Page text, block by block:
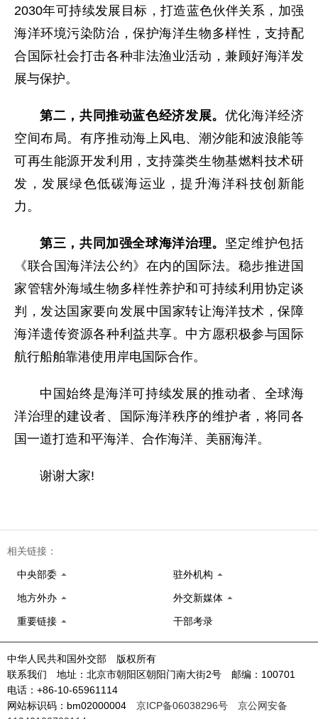
2030年可持续发展目标，打造蓝色伙伴关系，加强
海洋环境污染防治，保护海洋生物多样性，支持配
合国际社会打击各种非法渔业活动，兼顾好海洋发
展与保护。
第二，共同推动蓝色经济发展。 优化海洋经济
空间布局。有序推动海上风电、潮汐能和波浪能等
可再生能源开发利用，支持藻类生物基燃料技术研
发，发展绿色低碳海运业，提升海洋科技创新能
力。
第三，共同加强全球海洋治理。 坚定维护包括
《联合国海洋法公约》在内的国际法。稳步推进国
家管辖外海域生物多样性养护和可持续利用协定谈
判，发达国家要向发展中国家转让海洋技术，保障
海洋遗传资源各种利益共享。中方愿积极参与国际
航行船舶靠港使用岸电国际合作。
中国始终是海洋可持续发展的推动者、全球海
洋治理的建设者、国际海洋秩序的维护者，将同各
国一道打造和平海洋、合作海洋、美丽海洋。
谢谢大家!
相关链接：
中央部委 驻外机构
地方外办 外交新媒体
重要链接 干部考录
中华人民共和国外交部 版权所有
联系我们 地址：北京市朝阳区朝阳门南大街2号 邮编：100701
电话：+86-10-65961114
网站标识码：bm02000004 京ICP备06038296号
京公网安备